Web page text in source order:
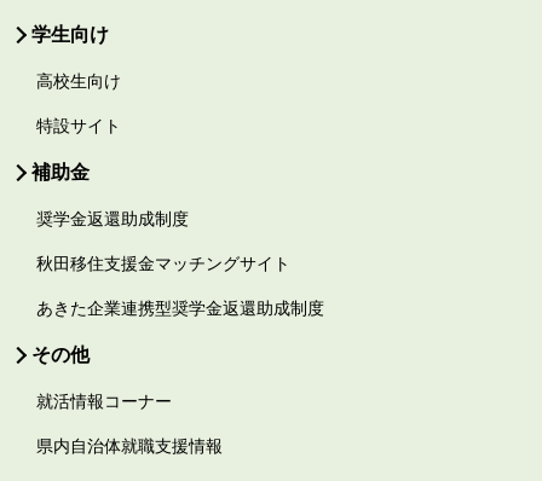
学生向け
高校生向け
特設サイト
補助金
奨学金返還助成制度
秋田移住支援金マッチングサイト
あきた企業連携型奨学金返還助成制度
その他
就活情報コーナー
県内自治体就職支援情報